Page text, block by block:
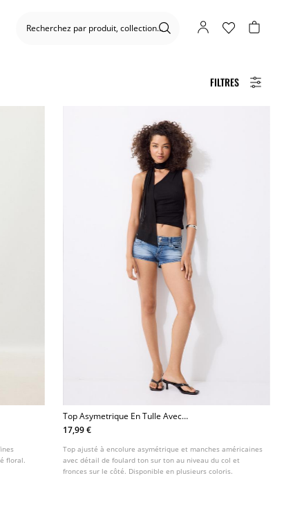
FILTRES
floral.
Top Asymetrique En Tulle Avec
Foulard
17,99 €
Top ajusté à encolure asymétrique et manches américaines
avec détail de foulard ton sur ton au niveau du col et
fronces sur le côté. Disponible en plusieurs coloris.